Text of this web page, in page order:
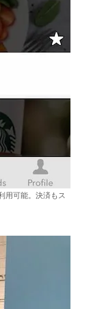
用可能。決済もス